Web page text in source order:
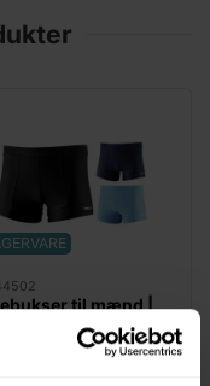
til mænd |
| BECO